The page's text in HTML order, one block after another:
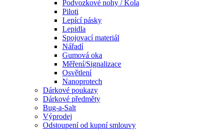
Podvozkové nohy / Kola
Piloti
Lepící pásky
Lepidla
Spojovací materiál
Nářadí
Gumová oka
Měření/Signalizace
Osvětlení
Nanoprotech
Dárkové poukazy
Dárkové předměty
Bug-a-Salt
Výprodej
Odstoupení od kupní smlouvy